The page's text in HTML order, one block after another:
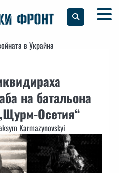
в Украйна
на батальона
Осетия“
Karmazynovskyi